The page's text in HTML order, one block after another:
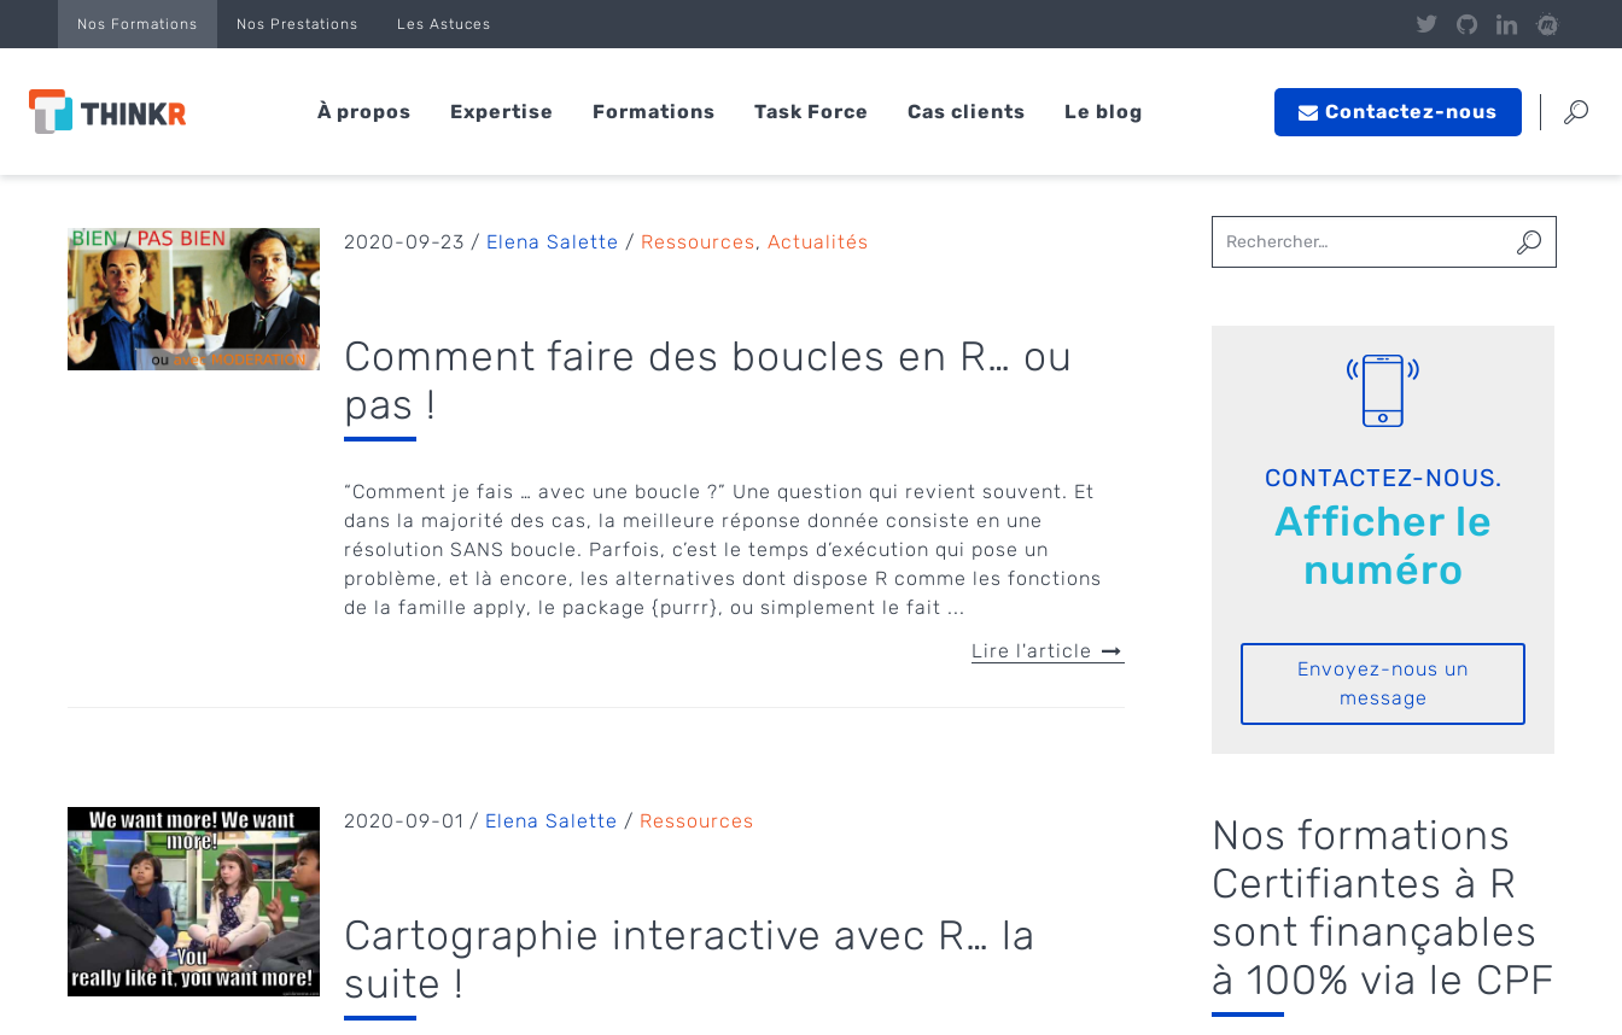
Nos Formations Nos Prestations Les Astuces
À propos Expertise Formations Task Force Cas clients Le blog Contactez-nous
2020-09-23 / Elena Salette / Ressources, Actualités
Comment faire des boucles en R… ou
pas !
“Comment je fais … avec une boucle ?” Une question qui revient souvent. Et
dans la majorité des cas, la meilleure réponse donnée consiste en une
résolution SANS boucle. Parfois, c’est le temps d’exécution qui pose un
problème, et là encore, les alternatives dont dispose R comme les fonctions
de la famille apply, le package {purrr}, ou simplement le fait ...
Lire l'article
2020-09-01 / Elena Salette / Ressources
Cartographie interactive avec R… la
suite !
CONTACTEZ-NOUS.
Afficher le
numéro
Envoyez-nous un
message
Nos formations
Certifiantes à R
sont finançables
à 100% via le CPF
Panneau de gestion des cookies